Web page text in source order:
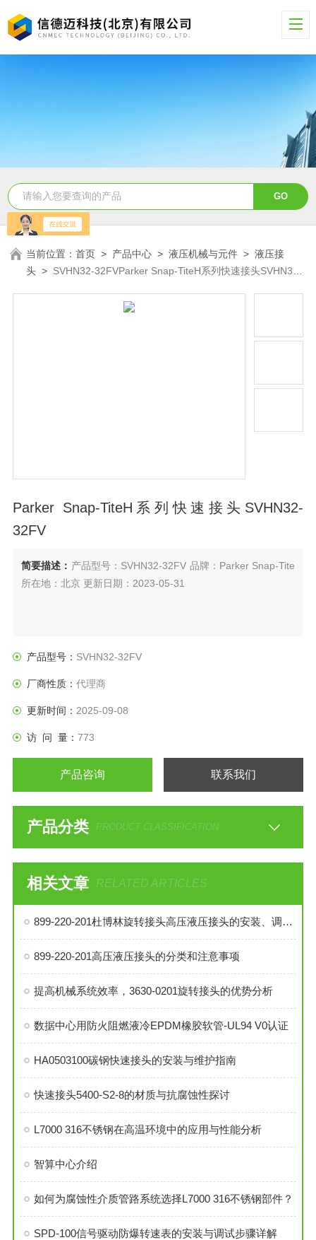
当前位置：首页 > 产品中心 >液压机械与元件 >液压接
头 > SVHN32-32FVParker Snap-TiteH系列快速接头SVHN32-
Parker Snap-TiteH系列快速接头SVHN32-
32FV
简要描述： 产品型号：SVHN32-32FV 品牌：Parker Snap-Tite
所在地：北京 更新日期：2023-05-31
产品型号： SVHN32-32FV
厂商性质： 代理商
更新时间： 2025-09-08
访 问 量： 773
产品咨询 联系我们
产品分类 PRODUCT CLASSIFICATION
相关文章 RELATED ARTICLES
899-220-201杜博林旋转接头高压液压接头的安装、调试与维护技巧
899-220-201高压液压接头的分类和注意事项
提高机械系统效率，3630-0201旋转接头的优势分析
数据中心用防火阻燃液冷EPDM橡胶软管-UL94 V0认证
HA0503100碳钢快速接头的安装与维护指南
快速接头5400-S2-8的材质与抗腐蚀性探讨
L7000 316不锈钢在高温环境中的应用与性能分析
智算中心介绍
如何为腐蚀性介质管路系统选择L7000 316不锈钢部件？
SPD-100信号驱动防爆转速表的安装与调试步骤详解